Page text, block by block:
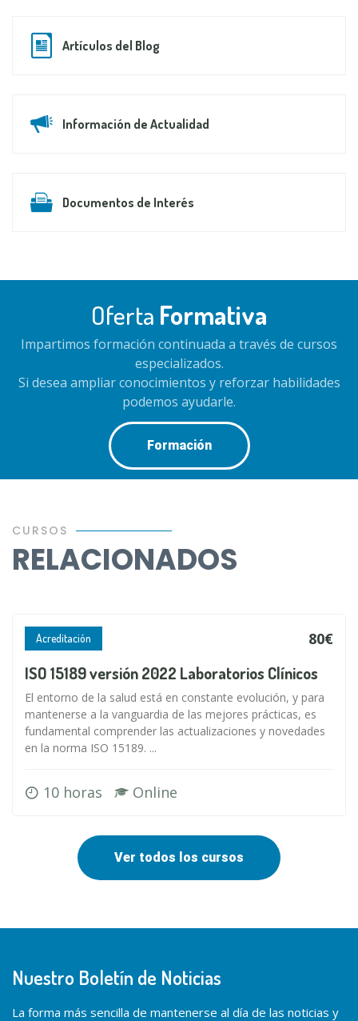
Artículos del Blog
Información de Actualidad
Documentos de Interés
Oferta Formativa
Impartimos formación continuada a través de cursos
especializados.
Si desea ampliar conocimientos y reforzar habilidades
podemos ayudarle.
Formación
CURSOS
RELACIONADOS
Acreditación 80€
ISO 15189 versión 2022 Laboratorios Clínicos
El entorno de la salud está en constante evolución, y para
mantenerse a la vanguardia de las mejores prácticas, es
fundamental comprender las actualizaciones y novedades
en la norma ISO 15189. ...
10 horas Online
Ver todos los cursos
Nuestro Boletín de Noticias
La forma más sencilla de mantenerse al día de las noticias y